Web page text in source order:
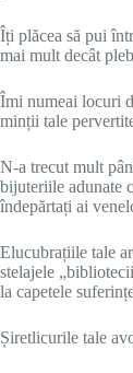
Îți plăcea să pui
mai mult decât
Îmi numeai locuri
minții tale
N-a trecut mult
bijuteriile adunate
îndepărtați ai
Elucubrațiile tale
stelajele
la capetele
Șiretlicurile tale